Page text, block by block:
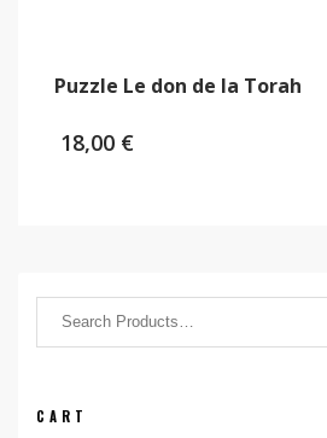
Puzzle Le don de la Torah
18,00 €
CART